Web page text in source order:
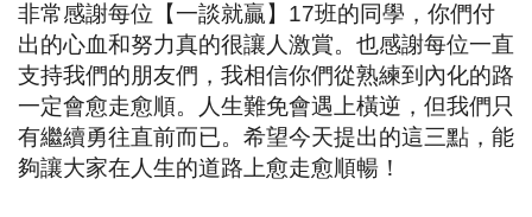
非常感謝每位【一談就贏】 17班的同學，你們付
出的心血和努力真的很讓人激賞。也感謝每位一直
支持我們的朋友們，我相信你們從熟練到內化的路
一定會愈走愈順。人生難免會遇上橫逆，但我們只
有繼續勇往直前而已。希望今天提出的這三點，能
夠讓大家在人生的道路上愈走愈順暢！